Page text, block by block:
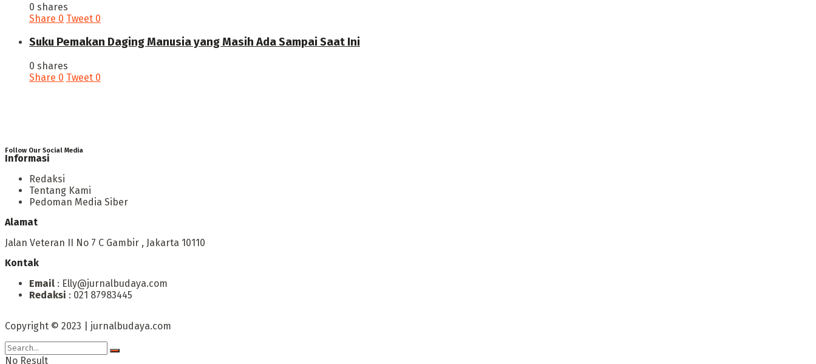
0 shares
Share 0 Tweet 0
‎Suku Pemakan Daging Manusia yang Masih Ada Sampai Saat Ini
0 shares
Share 0 Tweet 0
Follow Our Social Media
Informasi
Redaksi
Tentang Kami
Pedoman Media Siber
Alamat
Jalan Veteran II No 7 C Gambir , Jakarta 10110
Kontak
Email : Elly@jurnalbudaya.com
Redaksi : 021 87983445
Copyright © 2023 | jurnalbudaya.com
No Result